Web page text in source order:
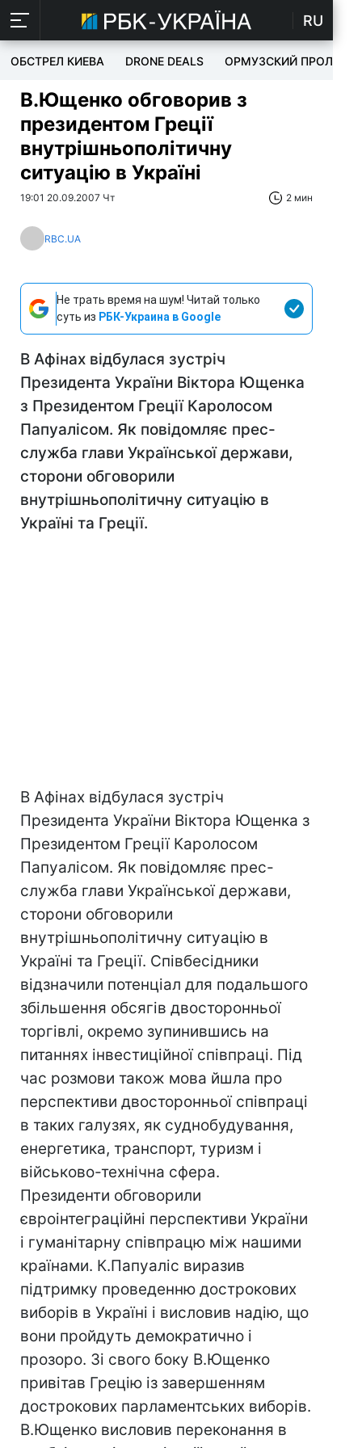
RU
ОБСТРЕЛ КИЕВА DRONE DEALS ОРМУЗСКИЙ ПРОЛИВ
В.Ющенко обговорив з
президентом Греції
внутрішньополітичну
ситуацію в Україні
19:01 20.09.2007 Чт 2 мин
RBC.UA
Не трать время на шум! Читай только
суть из РБК-Украина в Google
В Афінах відбулася зустріч
Президента України Віктора Ющенка
з Президентом Греції Каролосом
Папуалісом. Як повідомляє прес-
служба глави Української держави,
сторони обговорили
внутрішньополітичну ситуацію в
Україні та Греції.
В Афінах відбулася зустріч
Президента України Віктора Ющенка з
Президентом Греції Каролосом
Папуалісом. Як повідомляє прес-
служба глави Української держави,
сторони обговорили
внутрішньополітичну ситуацію в
Україні та Греції. Співбесідники
відзначили потенціал для подальшого
збільшення обсягів двосторонньої
торгівлі, окремо зупинившись на
питаннях інвестиційної співпраці. Під
час розмови також мова йшла про
перспективи двосторонньої співпраці
в таких галузях, як суднобудування,
енергетика, транспорт, туризм і
військово-технічна сфера.
Президенти обговорили
євроінтеграційні перспективи України
і гуманітарну співпрацю між нашими
країнами. К.Папуаліс виразив
підтримку проведенню дострокових
виборів в Україні і висловив надію, що
вони пройдуть демократично і
прозоро. Зі свого боку В.Ющенко
привітав Грецію із завершенням
дострокових парламентських виборів.
В.Ющенко висловив переконання в